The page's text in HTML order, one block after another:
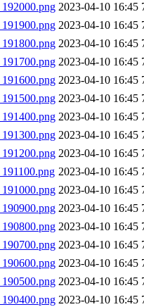
2023-04-10 16:45
2023-04-10 16:45
2023-04-10 16:45
2023-04-10 16:45
2023-04-10 16:45
2023-04-10 16:45
2023-04-10 16:45
2023-04-10 16:45
2023-04-10 16:45
2023-04-10 16:45
2023-04-10 16:45
2023-04-10 16:45
2023-04-10 16:45
2023-04-10 16:45
2023-04-10 16:45
2023-04-10 16:45
2023-04-10 16:45